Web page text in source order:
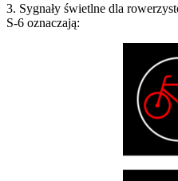
3. Sygnały świetlne dla
S-6 oznaczają: